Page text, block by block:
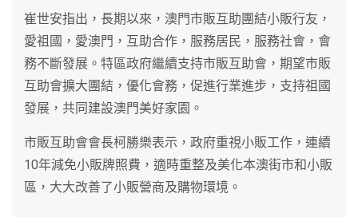
崔世安指出，長期以來，澳門市販互助團結小販行友，
愛祖國，愛澳門，互助合作，服務居民，服務社會，會
務不斷發展。特區政府繼續支持市販互助會，期望市販
互助會擴大團結，優化會務，促進行業進步，支持祖國
發展，共同建設澳門美好家園。
市販互助會會長柯勝樂表示，政府重視小販工作，連續
10年減免小販牌照費，適時重整及美化本澳街市和小販
區，大大改善了小販營商及購物環境。